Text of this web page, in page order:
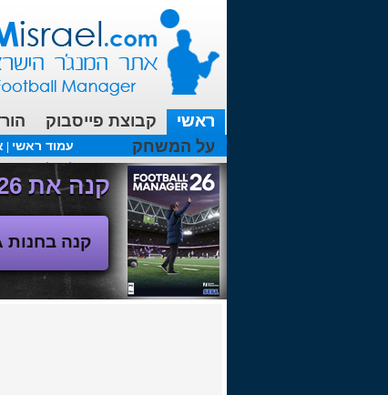
ראשי קבוצת פייסבוק
על המשחק
עמוד ראשי
עכשיו בפורומים:מנג'ר 2010 - טבלת הליגה
קנה את Football Manager 2026 - משחק המנג'ר החדש!
קנה בחנות SEGA